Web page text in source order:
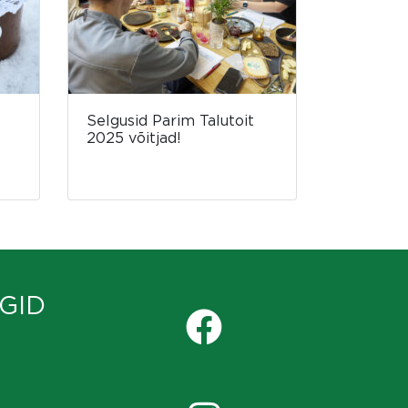
Selgusid Parim Talutoit
2025 võitjad!